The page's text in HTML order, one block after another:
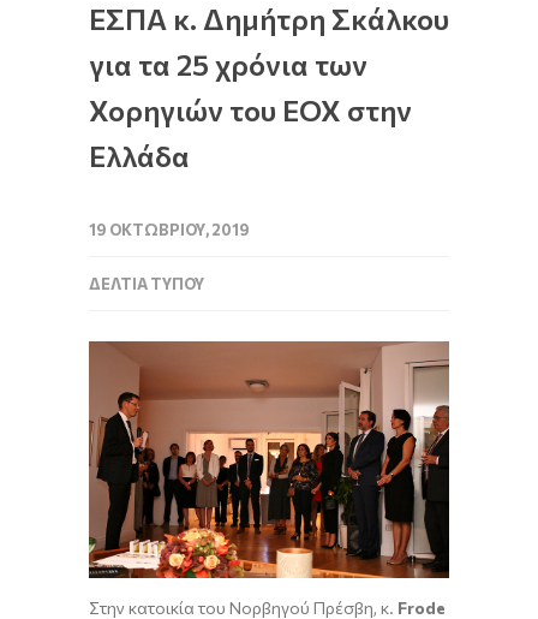
ΕΣΠΑ κ. Δημήτρη Σκάλκου
για τα 25 χρόνια των
Χορηγιών του ΕΟΧ στην
Ελλάδα
19 ΟΚΤΩΒΡΊΟΥ, 2019
ΔΕΛΤΊΑ ΤΎΠΟΥ
Στην κατοικία του Νορβηγού Πρέσβη, κ. Frode